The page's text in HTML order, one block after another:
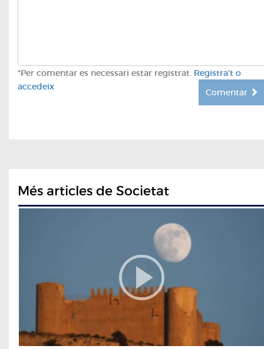
*Per comentar es necessari estar registrat. Registra't o
accedeix
Comentar
Més articles de Societat